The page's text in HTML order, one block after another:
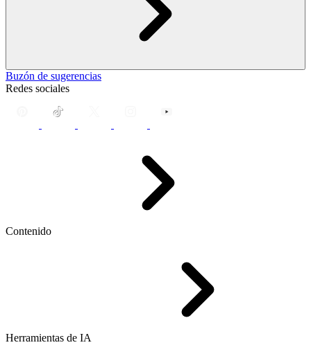
Buzón de sugerencias
Redes sociales
Contenido
Herramientas de IA